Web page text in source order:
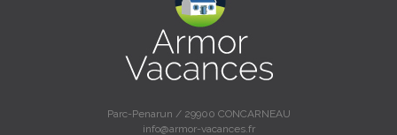
Parc-Penarun / 29900 CONCARNEAU
info@armor-vacances.fr